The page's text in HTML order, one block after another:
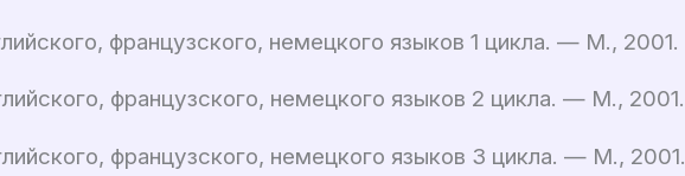
французского, немецкого языков 1 цикла. — М., 2001.
французского, немецкого языков 2 цикла. — М., 2001.
французского, немецкого языков 3 цикла. — М., 2001.